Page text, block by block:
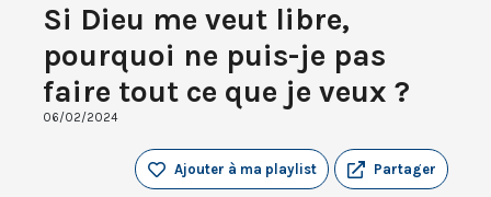
Si Dieu me veut libre,
pourquoi ne puis-je pas
faire tout ce que je veux ?
06/02/2024
Partager
Ajouter à ma playlist